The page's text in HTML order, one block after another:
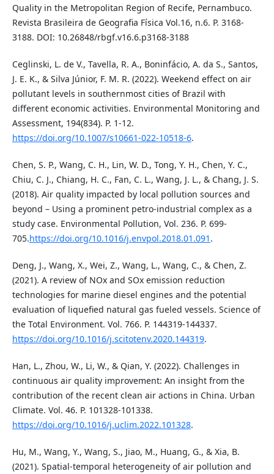
Quality in the Metropolitan Region of Recife, Pernambuco.
Revista Brasileira de Geografia Física Vol.16, n.6. P. 3168-
3188. DOI: 10.26848/rbgf.v16.6.p3168-3188
Ceglinski, L. de V., Tavella, R. A., Boninfácio, A. da S., Santos,
J. E. K., & Silva Júnior, F. M. R. (2022). Weekend effect on air
pollutant levels in southernmost cities of Brazil with
different economic activities. Environmental Monitoring and
Assessment, 194(834). P. 1-12.
https://doi.org/10.1007/s10661-022-10518-6.
Chen, S. P., Wang, C. H., Lin, W. D., Tong, Y. H., Chen, Y. C.,
Chiu, C. J., Chiang, H. C., Fan, C. L., Wang, J. L., & Chang, J. S.
(2018). Air quality impacted by local pollution sources and
beyond – Using a prominent petro-industrial complex as a
study case. Environmental Pollution, Vol. 236. P. 699-
705.https://doi.org/10.1016/j.envpol.2018.01.091 .
Deng, J., Wang, X., Wei, Z., Wang, L., Wang, C., & Chen, Z.
(2021). A review of NOx and SOx emission reduction
technologies for marine diesel engines and the potential
evaluation of liquefied natural gas fueled vessels. Science of
the Total Environment. Vol. 766. P. 144319-144337.
https://doi.org/10.1016/j.scitotenv.2020.144319.
Han, L., Zhou, W., Li, W., & Qian, Y. (2022). Challenges in
continuous air quality improvement: An insight from the
contribution of the recent clean air actions in China. Urban
Climate. Vol. 46. P. 101328-101338.
https://doi.org/10.1016/j.uclim.2022.101328.
Hu, M., Wang, Y., Wang, S., Jiao, M., Huang, G., & Xia, B.
(2021). Spatial-temporal heterogeneity of air pollution and